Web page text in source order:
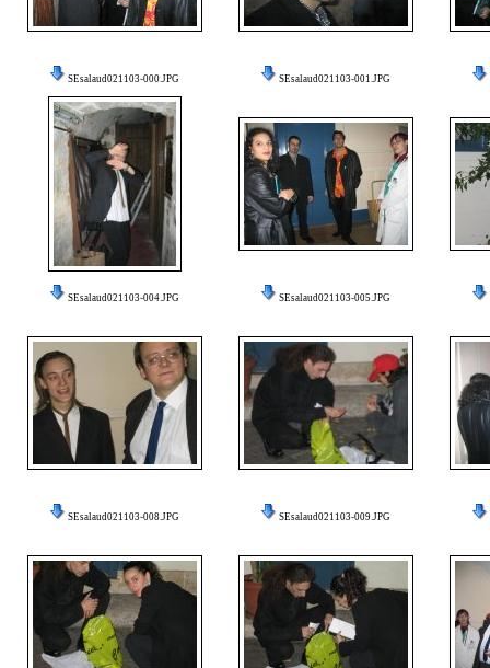
SEsalaud021103-000.JPG SEsalaud021103-001.JPG
SEsalaud021103-004.JPG SEsalaud021103-005.JPG
SEsalaud021103-008.JPG SEsalaud021103-009.JPG